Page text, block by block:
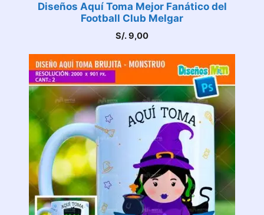
Diseños Aquí Toma Mejor Fanático del
Football Club Melgar
S/.9,00